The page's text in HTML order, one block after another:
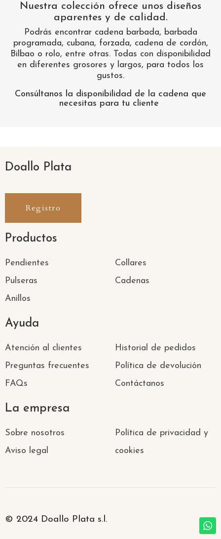
Nuestra colección ofrece unos diseños
aparentes y de calidad.
Podrás encontrar cadena barbada, barbada
programada, cubana, forzada, cadena de cordón,
Bilbao o rolo, entre otras. Todas con disponibilidad
en diferentes grosores y largos, para todos los
gustos.
Consúltanos la disponibilidad de la cadena que
necesitas para tu cliente
Doallo Plata
Registro
Productos
Pendientes
Pulseras
Anillos
Collares
Cadenas
Ayuda
Atención al clientes
Preguntas frecuentes
FAQs
Historial de pedidos
Política de devolución
Contáctanos
La empresa
Sobre nosotros
Aviso legal
Política de privacidad y
cookies
© 2024 Doallo Plata s.l.